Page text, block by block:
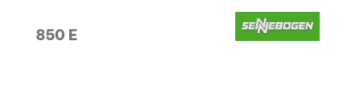
850 E